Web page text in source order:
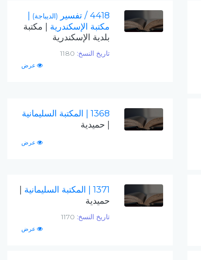
4418 / تفسير (الديباجة)
مكتبة الإسكندرية
| مكتبة
بلدية الإسكندرية
تاريخ النسخ:
عرض
1368
| المكتبة السليمانية
| حميدية
عرض
1371 | المكتبة السليمانية
حميدية
تاريخ النسخ:
عرض